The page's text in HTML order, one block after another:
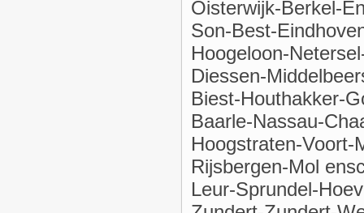
Oisterwijk-Berkel-
Son-Best-
Hoogeloon-
Diessen-
Biest-Houthakker-
Baarle-Nassau-
Hoogstraten-Voort-
Rijsbergen-Mol
Leur-Sprundel-